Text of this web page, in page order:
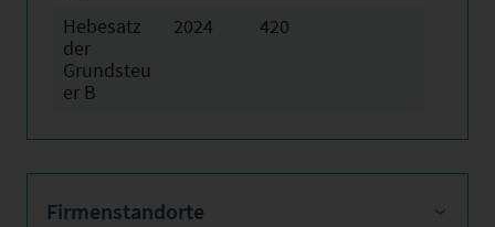
Hebesatz
der
Grundsteu
er B
2024 420
Firmenstandorte